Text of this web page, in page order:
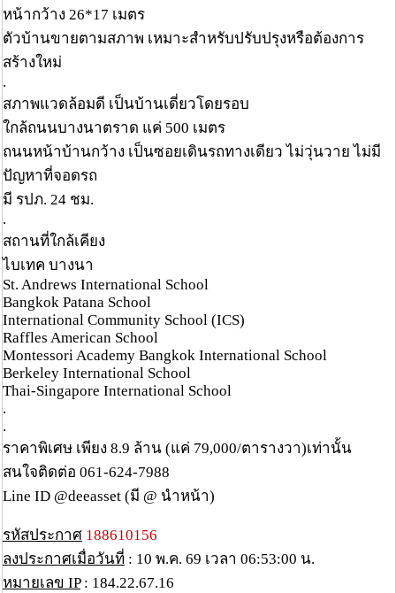
หน้ากว้าง 26*17 เมตร
ตัวบ้านขายตามสภาพ เหมาะสำหรับปรับปรุงหรือต้องการ
สร้างใหม่
.
สภาพแวดล้อมดี เป็นบ้านเดี่ยวโดยรอบ
ใกล้ถนนบางนาตราด แค่ 500 เมตร
ถนนหน้าบ้านกว้าง เป็นซอยเดินรถทางเดียว ไม่วุ่นวาย ไม่มี
ปัญหาที่จอดรถ
มี รปภ. 24 ชม.
.
สถานที่ใกล้เคียง
ไบเทค บางนา
St. Andrews International School
Bangkok Patana School
International Community School (ICS)
Raffles American School
Montessori Academy Bangkok International School
Berkeley International School
Thai-Singapore International School
.
.
ราคาพิเศษ เพียง 8.9 ล้าน (แค่ 79,000/ตารางวา)เท่านั้น
สนใจติดต่อ 061-624-7988
Line ID @deeasset (มี @ นำหน้า)
รหัสประกาศ 188610156
ลงประกาศเมื่อวันที่ : 10 พ.ค. 69 เวลา 06:53:00 น.
หมายเลข IP: 184.22.67.16